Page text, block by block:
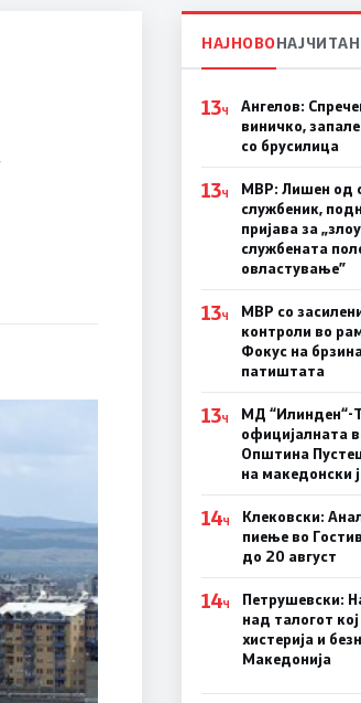
НАЈНОВО
13Ч
Ангелов:
виничко,
со брусилица
13Ч
МВР: Лишен од
службеник,
пријава за
службената
овластување”
13Ч
МВР со
контроли во
Фокус на
патиштата
13Ч
МД “Илинден“-
официјалната
Општина
на македонски
14Ч
Клековски:
пиење во
до 20 август
14Ч
Петрушевски:
над талогот
хистерија и
Македонија